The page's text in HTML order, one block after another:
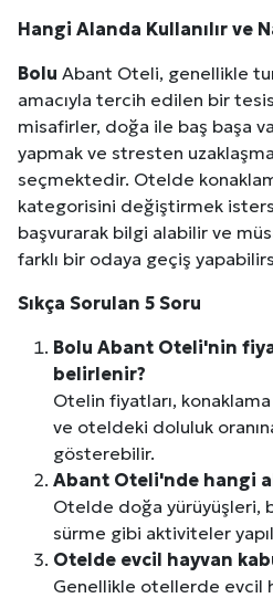
Hangi Alanda Kullanılır ve
Bolu Abant Oteli, genellikle
amacıyla tercih edilen bir
misafirler, doğa ile baş başa
yapmak ve stresten
seçmektedir. Otelde
kategorisini değiştirmek
başvurarak bilgi alabilir ve
farklı bir odaya geçiş
Sıkça Sorulan 5 Soru
Bolu Abant Oteli'nin
belirlenir?
Otelin fiyatları,
ve oteldeki doluluk
gösterebilir.
Abant Oteli'nde hangi
Otelde doğa yürüyüşleri,
sürme gibi aktiviteler
Otelde evcil hayvan
Genellikle otellerde evcil